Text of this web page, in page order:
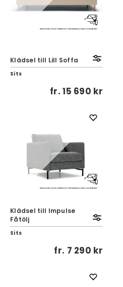
Klädsel till Lill Soffa
Sits
fr.15 690 kr
Klädsel till Impulse
Fåtölj
Sits
fr. 7 290 kr